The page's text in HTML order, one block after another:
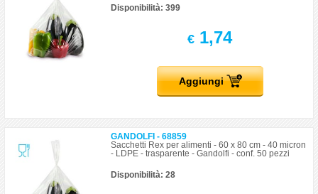
Disponibilità: 399
€ 1,74
Aggiungi
GANDOLFI - 68859
Sacchetti Rex per alimenti - 60 x 80 cm - 40 micron
- LDPE - trasparente - Gandolfi - conf. 50 pezzi
Disponibilità: 28